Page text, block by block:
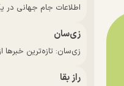
اطلاعات جام جهانی
زی‌سان
زی‌سان: تازه‌ترین خبرها
راز بقا